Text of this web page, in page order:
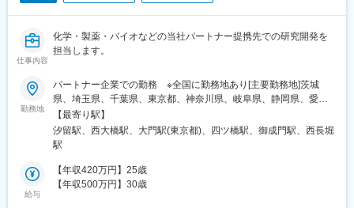
仕事内容
化学・製薬・バイオなどの当社パートナー提携先での研究開発を
担当します。
勤務地
パートナー企業での勤務 ※全国に勤務地あり[主要勤務地]茨城
県、埼玉県、千葉県、東京都、神奈川県、岐阜県、静岡県、愛知
県、三重県、滋賀県、京都府、大阪府、兵庫県、広島県、福岡県※
勤務地・配属先企業は、十分に話し合った上で、あなたのご経験
やご希望を考慮し決定します。＼NEW！エリア制度導入／全国で
望をお聞かせください！詳細は選考時にご案内いたします。
【最寄り駅】
汐留駅、西大橋駅、大門駅(東京都)、四ツ橋駅、御成門駅、西長堀
駅
給与
【年収420万円】25歳
【年収500万円】30歳